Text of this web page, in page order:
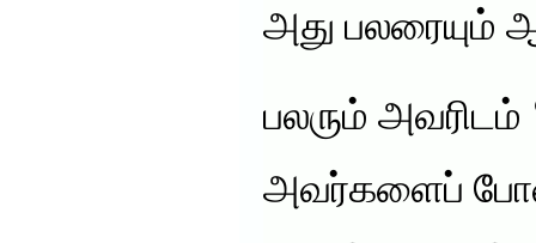
அது பலரையும்
பலரும்
அவர்களைப்